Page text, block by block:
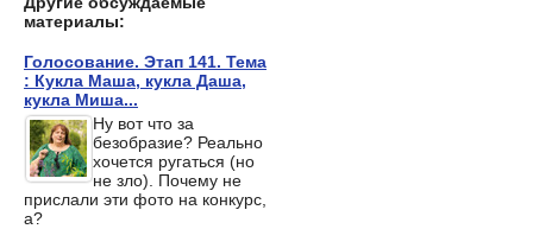
материалы:
Голосование. Этап 141. Тема
: Кукла Маша, кукла Даша,
кукла Миша...
Ну вот что за
безобразие? Реально
хочется ругаться (но
не зло). Почему не
прислали эти фото на конкурс,
а?